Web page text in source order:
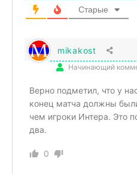
Старые
mikakost
Начинающий
Верно подметил, что у
конец матча должны
чем игроки Интера. Это
два.
0